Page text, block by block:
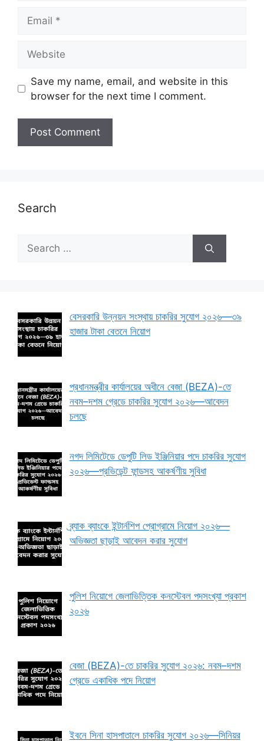
Save my name, email, and website in this
browser for the next time I comment.
Search
Search
for:
বেসরকারি উন্নয়ন সংস্থায় চাকরির সুযোগ ২০২৬—৩৯
হাজার টাকা বেতনে নিয়োগ
প্রধানমন্ত্রীর কার্যালয়ের অধীনে বেজা (BEZA)-তে
নবম–দশম গ্রেডে চাকরির সুযোগ ২০২৬—আবেদন
চলছে
নগদ লিমিটেডে ডেপুটি লিড ইঞ্জিনিয়ার পদে চাকরির সুযোগ
২০২৬—প্রভিডেন্ট ফান্ডসহ আকর্ষণীয় সুবিধা
ব্র্যাক ব্যাংকে ইন্টার্নশিপ প্রোগ্রামে নিয়োগ ২০২৬—
অভিজ্ঞতা ছাড়াই আবেদন করার সুযোগ
পুলিশ নিয়োগে জেলাভিত্তিক কনস্টেবল পদসংখ্যা প্রকাশ
২০২৬
বেজা (BEZA)-তে চাকরির সুযোগ ২০২৬: নবম–দশম
গ্রেডে একাধিক পদে নিয়োগ
ইবনে সিনা হাসপাতালে চাকরির সুযোগ ২০২৬—সিনিয়র